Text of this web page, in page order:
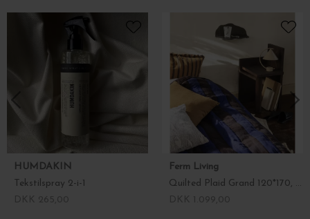
HUMDAKIN
Tekstilspray 2-i-1
Ferm Living
Quilted Plaid Grand 120*170, Choco/Bright Blue